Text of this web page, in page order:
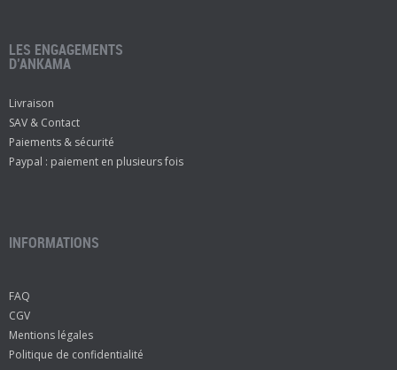
LES ENGAGEMENTS
D’ANKAMA
Livraison
SAV & Contact
Paiements & sécurité
Paypal : paiement en plusieurs fois
INFORMATIONS
FAQ
CGV
Mentions légales
Politique de confidentialité